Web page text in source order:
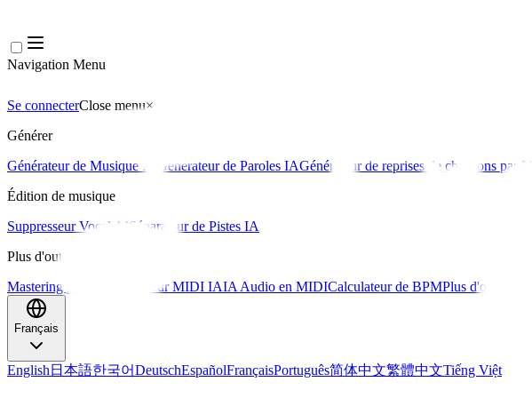
Navigation Menu
Se connecterClose menu×
Générer
Générateur de Musique IA
Générateur de Paroles IAGénérateur de reprises de chansons par IA
Édition de musique
Suppresseur Vocal AISéparateur de Pistes IA
Plus d'outils musicaux
Mastering par IA
Séquenceur MIDI IAIA Audio en MIDICalculateur de BPMPlus d'outils
Français
English 日本語한국어DeutschEspañolFrançaisPortuguês简体中文繁體中文Tiếng Việt